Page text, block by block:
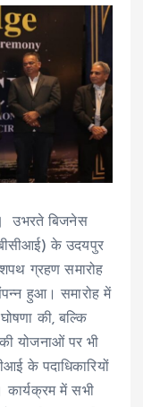
उभरते बिजनेस
के उदयपुर
ग्रहण समारोह
हुआ। समारोह में
की, बल्कि
योजनाओं पर भी
के पदाधिकारियों
कार्यक्रम में सभी